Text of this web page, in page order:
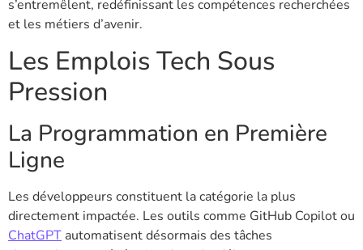
s’entremêlent, redéfinissant les compétences recherchées
et les métiers d’avenir.
Les Emplois Tech Sous
Pression
La Programmation en Première
Ligne
Les développeurs constituent la catégorie la plus
directement impactée. Les outils comme GitHub Copilot ou
ChatGPT automatisent désormais des tâches